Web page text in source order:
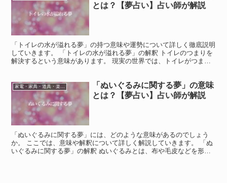
とは？【夢占い】占い師が解説
「トイレの水が溢れる夢」の持つ意味や運勢について詳しく徹底説明
していきます。 「トイレの水が溢れる夢」の解釈 トイレのつまりを
解決するという意味があります。 現実の世界では、トイレがつまっ
家電・家具・道具・楽器・おもちゃ
「ぬいぐるみに関する夢」の意味
とは？【夢占い】占い師が解説
「ぬいぐるみに関する夢」には、どのような意味があるのでしょう
か。 ここでは、意味や解釈について詳しく解説していきます。 「ぬ
いぐるみに関する夢」の解釈 ぬいぐるみとは、布や毛皮などを形づ